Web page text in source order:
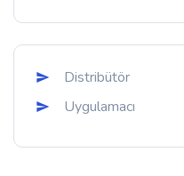
Distribütör
Uygulamacı